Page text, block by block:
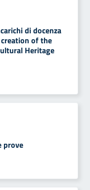
di docenza
of the
Heritage
prove